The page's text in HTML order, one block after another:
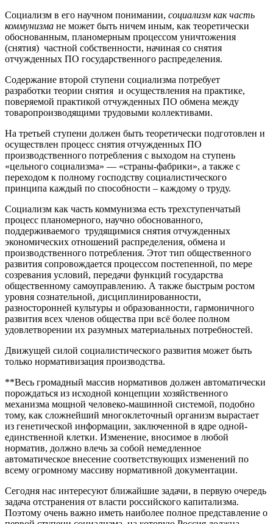
Социализм в его научном понимании, социализм как часть
коммунизма не может быть ничем иным, как теоретически
обоснованным, планомерным процессом уничтожения
(снятия) частной собственности, начиная со снятия
отчужденных ПО государственного распределения.
Содержание второй ступени социализма потребует
разработки теории снятия и осуществления на практике,
поверяемой практикой отчужденных ПО обмена между
товаропроизводящими трудовыми коллективами.
На третьей ступени должен быть теоретически подготовлен и
осуществлен процесс снятия отчужденных ПО
производственного потребления с выходом на ступень
«цельного социализма» — «страны-фабрики», а также с
переходом к полному господству социалистического
принципа каждый по способности – каждому о труду.
Социализм как часть коммунизма есть трехступенчатый
процесс планомерного, научно обоснованного,
поддерживаемого трудящимися снятия отчужденных
экономических отношений распределения, обмена и
производственного потребления. Этот тип общественного
развития сопровождается процессом постепенной, по мере
созревания условий, передачи функций государства
общественному самоуправлению. А также быстрым ростом
уровня сознательной, дисциплинированности,
разносторонней культуры и образованности, гармоничного
развития всех членов общества при всё более полном
удовлетворении их разумных материальных потребностей.
Движущей силой социалистического развития может быть
только нормативизация производства.
**Весь громадный массив нормативов должен автоматически
порождаться из исходной концепции хозяйственного
механизма мощной человеко-машинной системой, подобно
тому, как сложнейший многоклеточный организм вырастает
из генетической информации, заключенной в ядре одной-
единственной клетки. Изменение, вносимое в любой
норматив, должно влечь за собой немедленное
автоматическое внесение соответствующих изменений по
всему огромному массиву нормативной документации.
Сегодня нас интересуют ближайшие задачи, в первую очередь
задача отстранения от власти российского капитализма.
Поэтому очень важно иметь наиболее полное представление о